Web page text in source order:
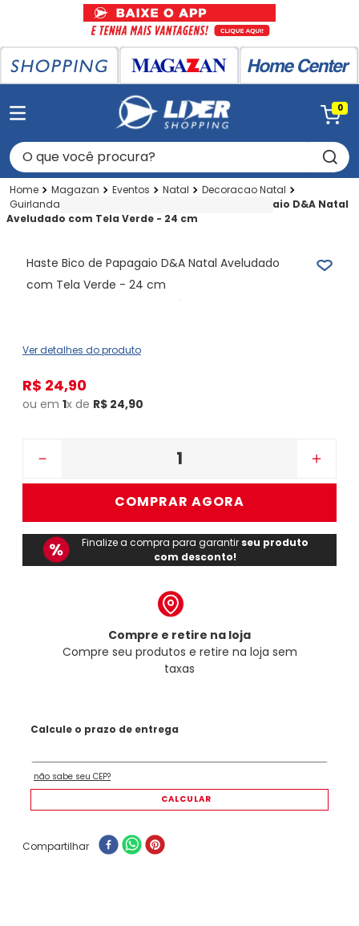
0
O que você procura?
Magazan Eventos Natal
Decoracao Natal
Guirlandas-flores Natalinas
Haste Bico de Papagaio D&A Natal
Aveludado com Tela Verde - 24 cm
Haste Bico de Papagaio D&A Natal Aveludado
com Tela Verde - 24 cm
Ver detalhes do produto
R$ 24,90
ou em 1x de R$ 24,90
＋
－
COMPRAR AGORA
Finalize a compra para garantir seu produto
com desconto!
Compre e retire na loja
Compre seu produtos e retire na loja sem
taxas
Compartilhar